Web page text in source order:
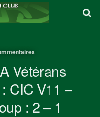
Vétérans
CIC V11 –
: 2 – 1